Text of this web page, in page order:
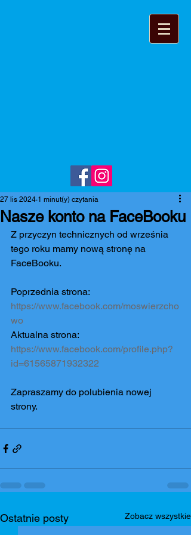
Nasze konto na FaceBooku
27 lis 2024 1 minut(y) czytania
Z przyczyn technicznych od września
tego roku mamy nową stronę na
FaceBooku.
Poprzednia strona:
https://www.facebook.com/moswierzcho
wo
Aktualna strona:
https://www.facebook.com/profile.php?
id=61565871932322
Zapraszamy do polubienia nowej
strony.
Ostatnie posty Zobacz wszystkie